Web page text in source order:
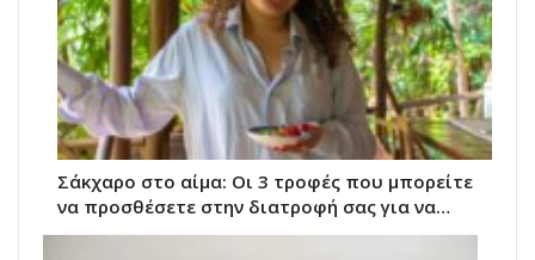
Σάκχαρο στο αίμα: Οι 3 τροφές που μπορείτε
να προσθέσετε στην διατροφή σας για να…